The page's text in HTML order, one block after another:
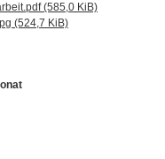
(585,0 KiB)
(524,7 KiB)